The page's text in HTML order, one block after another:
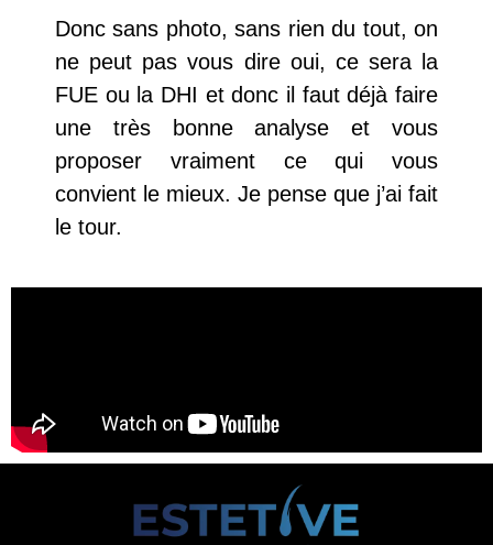
Donc sans photo, sans rien du tout, on
ne peut pas vous dire oui, ce sera la
FUE ou la DHI et donc il faut déjà faire
une très bonne analyse et vous
proposer vraiment ce qui vous
convient le mieux. Je pense que j’ai fait
le tour.